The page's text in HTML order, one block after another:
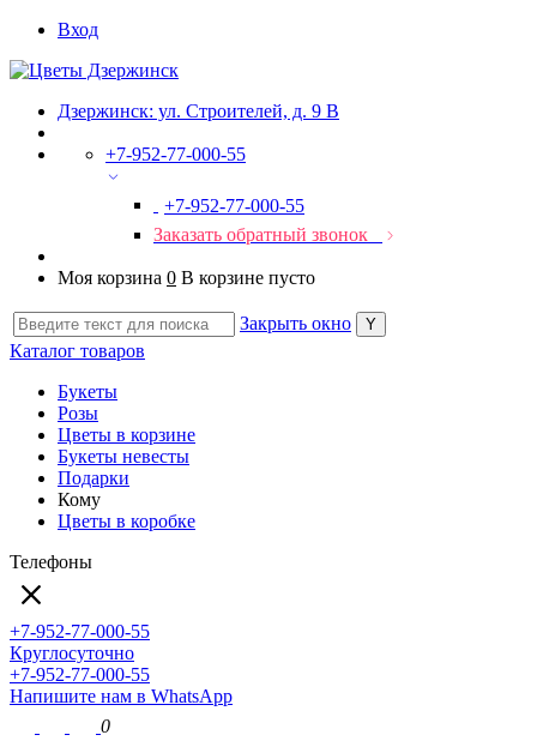
Вход
Дзержинск: ул. Строителей, д. 9 В
+7-952-77-000-55
+7-952-77-000-55
Заказать обратный звонок
Моя корзина 0 В корзине пусто
Закрыть окно
Каталог товаров
Букеты
Розы
Цветы в корзине
Букеты невесты
Подарки
Кому
Цветы в коробке
Телефоны
+7-952-77-000-55
Круглосуточно
+7-952-77-000-55
Напишите нам в WhatsApp
0